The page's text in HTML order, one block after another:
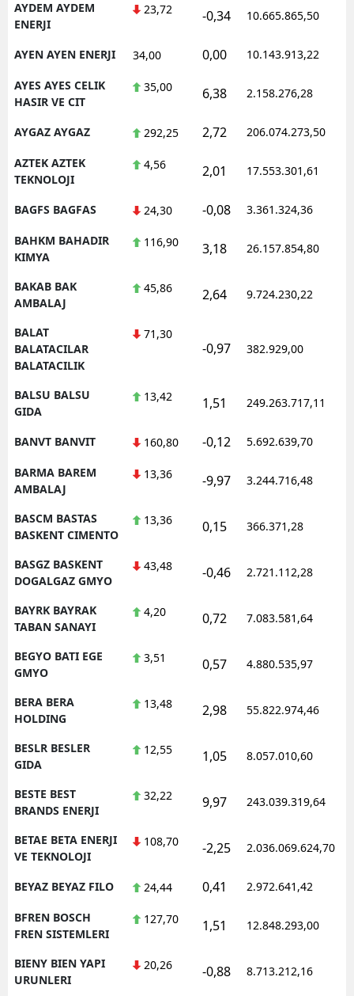
AYDEM AYDEM
ENERJI
23,72 -0,34 10.665.865,50
AYEN AYEN ENERJI 34,00 0,00 10.143.913,22
AYES AYES CELIK
HASIR VE CIT
35,00 6,38 2.158.276,28
AYGAZ AYGAZ 292,25 2,72 206.074.273,50
AZTEK AZTEK
TEKNOLOJI
4,56 2,01 17.553.301,61
BAGFS BAGFAS 24,30 -0,08 3.361.324,36
BAHKM BAHADIR
KIMYA
116,90 3,18 26.157.854,80
BAKAB BAK
AMBALAJ
45,86 2,64 9.724.230,22
BALAT
BALATACILAR
BALATACILIK
71,30
-0,97 382.929,00
BALSU BALSU
GIDA
13,42 1,51 249.263.717,11
BANVT BANVIT 160,80 -0,12 5.692.639,70
BARMA BAREM
AMBALAJ
13,36 -9,97 3.244.716,48
BASCM BASTAS
BASKENT CIMENTO
13,36 0,15 366.371,28
BASGZ BASKENT
DOGALGAZ GMYO
43,48 -0,46 2.721.112,28
BAYRK BAYRAK
TABAN SANAYI
4,20 0,72 7.083.581,64
BEGYO BATI EGE
GMYO
3,51 0,57 4.880.535,97
BERA BERA
HOLDING
13,48 2,98 55.822.974,46
BESLR BESLER
GIDA
12,55 1,05 8.057.010,60
BESTE BEST
BRANDS ENERJI
32,22 9,97 243.039.319,64
BETAE BETA ENERJI
VE TEKNOLOJI
108,70 -2,25 2.036.069.624,70
BEYAZ BEYAZ FILO 24,44 0,41 2.972.641,42
BFREN BOSCH
FREN SISTEMLERI
127,70 1,51 12.848.293,00
BIENY BIEN YAPI
URUNLERI
20,26 -0,88 8.713.212,16